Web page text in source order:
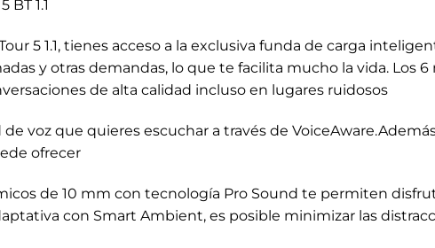
BT 1.1
5 1.1, tienes acceso a la exclusiva funda de carga
y otras demandas, lo que te facilita mucho la vida. Los
de alta calidad incluso en lugares ruidosos
voz que quieres escuchar a través de
ofrecer
de 10 mm con tecnología Pro Sound te permiten
con Smart Ambient, es posible minimizar las